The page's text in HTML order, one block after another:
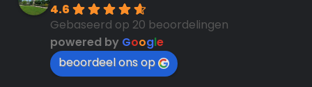
4.6
Gebaseerd op 20 beoordelingen
powered by Google
beoordeel ons op